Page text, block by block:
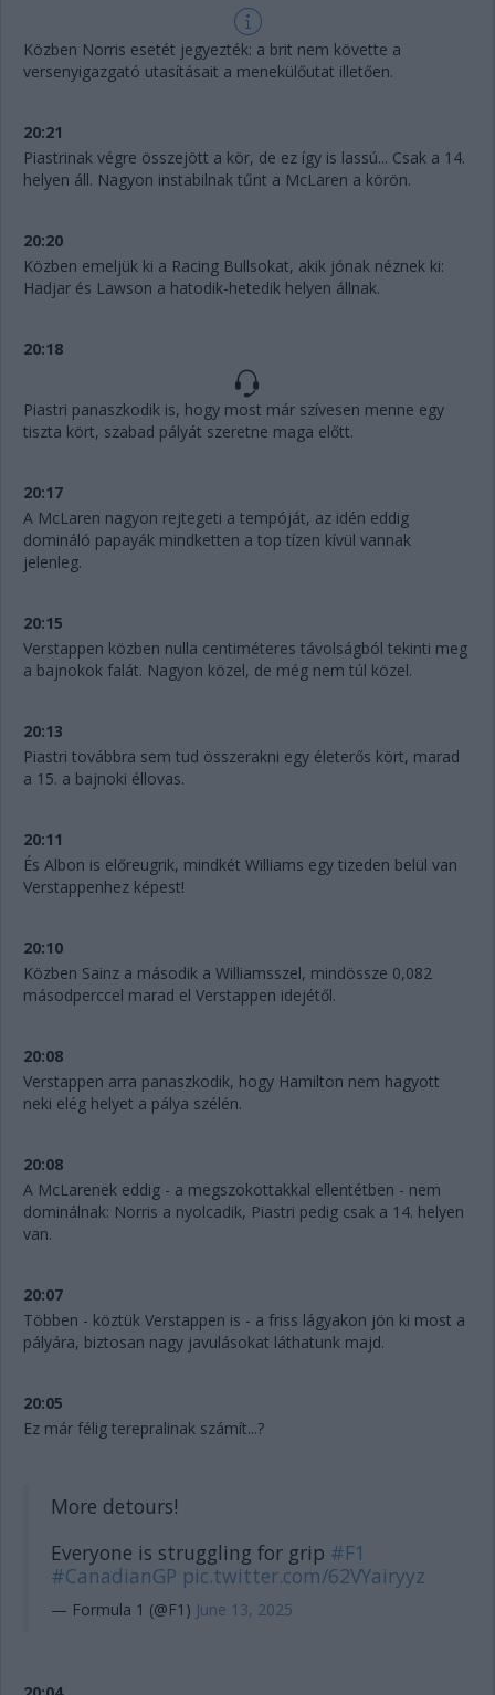
Közben Norris esetét jegyezték: a brit nem követte a
versenyigazgató utasításait a menekülőutat illetően.
20:21
Piastrinak végre összejött a kör, de ez így is lassú... Csak a 14.
helyen áll. Nagyon instabilnak tűnt a McLaren a körön.
20:20
Közben emeljük ki a Racing Bullsokat, akik jónak néznek ki:
Hadjar és Lawson a hatodik-hetedik helyen állnak.
20:18
Piastri panaszkodik is, hogy most már szívesen menne egy
tiszta kört, szabad pályát szeretne maga előtt.
20:17
A McLaren nagyon rejtegeti a tempóját, az idén eddig
domináló papayák mindketten a top tízen kívül vannak
jelenleg.
20:15
Verstappen közben nulla centiméteres távolságból tekinti meg
a bajnokok falát. Nagyon közel, de még nem túl közel.
20:13
Piastri továbbra sem tud összerakni egy életerős kört, marad
a 15. a bajnoki éllovas.
20:11
És Albon is előreugrik, mindkét Williams egy tizeden belül van
Verstappenhez képest!
20:10
Közben Sainz a második a Williamsszel, mindössze 0,082
másodperccel marad el Verstappen idejétől.
20:08
Verstappen arra panaszkodik, hogy Hamilton nem hagyott
neki elég helyet a pálya szélén.
20:08
A McLarenek eddig - a megszokottakkal ellentétben - nem
dominálnak: Norris a nyolcadik, Piastri pedig csak a 14. helyen
van.
20:07
Többen - köztük Verstappen is - a friss lágyakon jön ki most a
pályára, biztosan nagy javulásokat láthatunk majd.
20:05
Ez már félig terepralinak számít...?
More detours!
Everyone is struggling for grip #F1
#CanadianGP pic.twitter.com/62VYairyyz
— Formula 1 (@F1) June 13, 2025